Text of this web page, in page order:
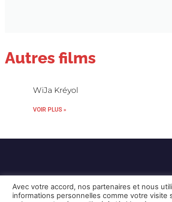
Autres films
WiJa Kréyol
VOIR PLUS »
Avec votre accord, nos partenaires et nous
informations personnelles comme votre